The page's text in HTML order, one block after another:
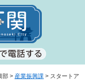
部 > 産業振興課 > スタートア